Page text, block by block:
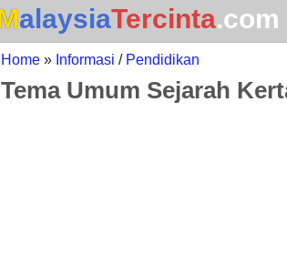
MalaysiaTercinta.com
Home » Informasi / Pendidikan
Tema Umum Sejarah